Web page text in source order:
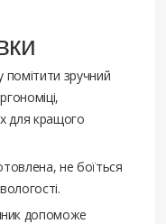
помітити зручний
для кращого
не боїться
допоможе